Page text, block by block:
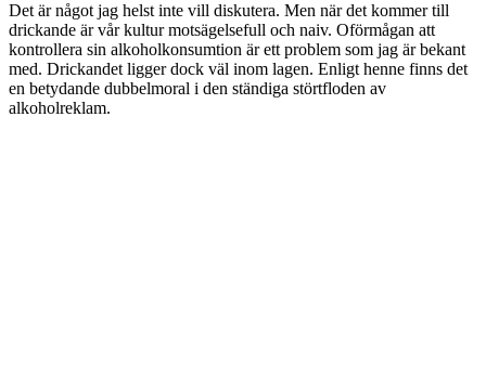
Det är något jag helst inte vill diskutera. Men när det kommer till
drickande är vår kultur motsägelsefull och naiv. Oförmågan att
kontrollera sin alkoholkonsumtion är ett problem som jag är bekant
med. Drickandet ligger dock väl inom lagen. Enligt henne finns det
en betydande dubbelmoral i den ständiga störtfloden av
alkoholreklam.